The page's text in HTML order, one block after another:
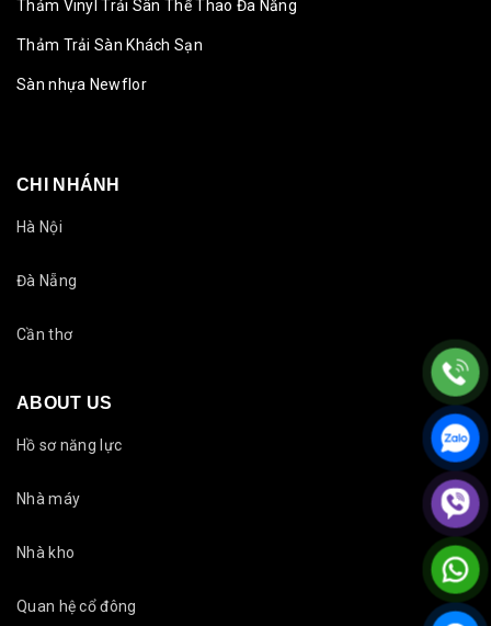
Thảm Vinyl Trải Sân Thể Thao Đa Năng
Thảm Trải Sàn Khách Sạn
Sàn nhựa Newflor
CHI NHÁNH
Hà Nội
Đà Nẵng
Cần thơ
ABOUT US
Hồ sơ năng lực
Nhà máy
Nhà kho
Quan hệ cổ đông